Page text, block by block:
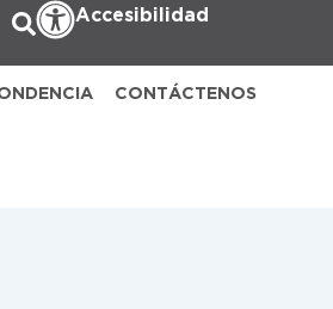
Accesibilidad
CONTÁCTENOS